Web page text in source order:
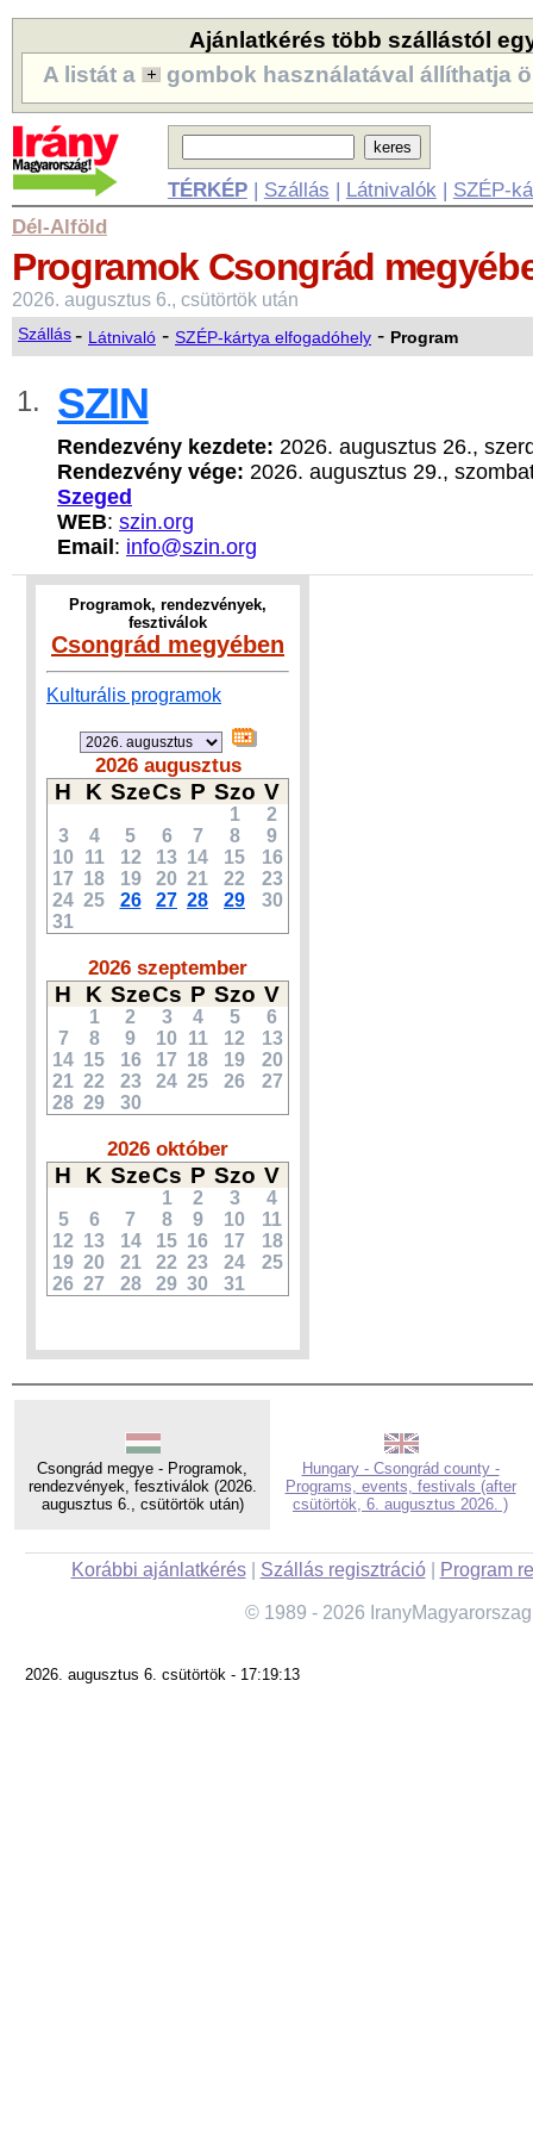
Ajánlatkérés több szállástól
A listát a
gombok használatával állíthatja
TÉRKÉP| Szállás | Látnivalók | SZÉP-
Dél-Alföld
Programok Csongrád
2026. augusztus 6., csütörtök után
Szállás- Látnivaló - SZÉP-kártya elfogadóhely - Program
1. SZIN
Rendezvény kezdete: 2026. augusztus 26.,
Rendezvény vége: 2026. augusztus 29.,
Szeged
WEB: szin.org
Email : info@szin.org
Programok, rendezvények,
fesztiválok
Csongrád megyében
Kulturális programok
2026 augusztus
H K SzeCs P Szo V
1
2
3
4 5 6 7 8
9
10
11 12 13 14 15
16
17 18 19 20 21 22
23
24 25 26 27 28 29
30
31
2026 szeptember
H K SzeCs P Szo V
1 2 3 4 5
6
7
8 9 10 11 12
13
14 15 16 17 18 19
20
21 22 23 24 25 26
27
28 29 30
2026 október
H K SzeCs P Szo V
1 2 3
4
5
6 7 8 9 10
11
12 13 14 15 16 17
18
19 20 21 22 23 24
25
26 27 28 29 30 31
Csongrád megye - Programok,
rendezvények, fesztiválok (2026.
augusztus 6., csütörtök után)
Hungary - Csongrád county -
Programs, events, festivals (after
csütörtök, 6. augusztus 2026. )
Korábbi ajánlatkérés| Szállás regisztráció| Program
© 1989 - 2026
2026. augusztus 6. csütörtök - 17:19:13